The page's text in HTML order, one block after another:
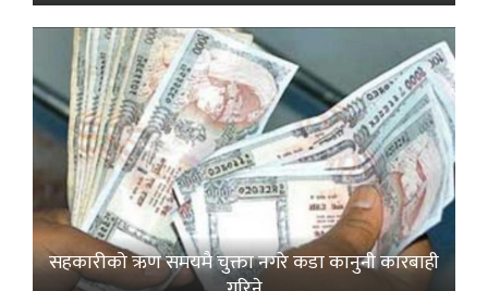
सहकारीको ऋण समयमै चुक्ता नगरे कडा कानुनी कारबाही